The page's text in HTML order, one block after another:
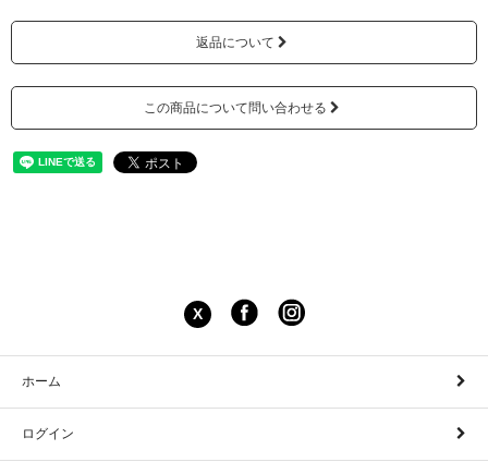
返品について
この商品について問い合わせる
X
ホーム
ログイン